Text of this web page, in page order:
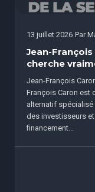
13 juillet 2026 Par
Jean-
cherche
Jean-François
François Caron est
alternatif
des investisseurs
financement...